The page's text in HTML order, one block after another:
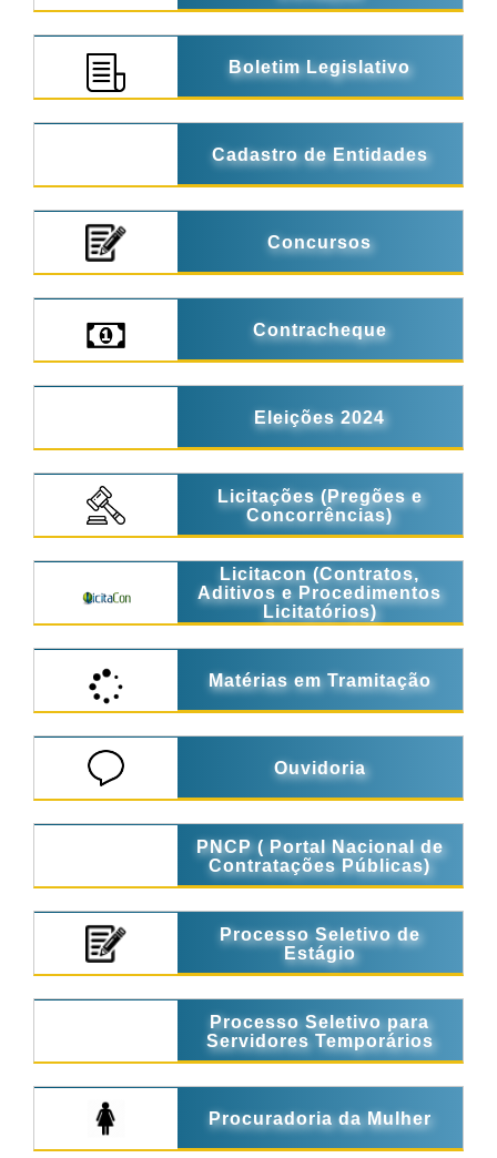
Boletim Legislativo
Cadastro de Entidades
Concursos
Contracheque
Eleições 2024
Licitações (Pregões e
Concorrências)
Licitacon (Contratos,
Aditivos e Procedimentos
Licitatórios)
Matérias em Tramitação
Ouvidoria
PNCP ( Portal Nacional de
Contratações Públicas)
Processo Seletivo de
Estágio
Processo Seletivo para
Servidores Temporários
Procuradoria da Mulher